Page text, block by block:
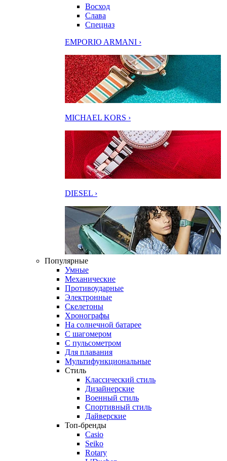
Восход
Слава
Спецназ
EMPORIO ARMANI ›
MICHAEL KORS ›
DIESEL ›
Популярные
Умные
Механические
Противоударные
Электронные
Скелетоны
Хронографы
На солнечной батарее
С шагомером
С пульсометром
Для плавания
Мультифункциональные
Стиль
Классический стиль
Дизайнерские
Военный стиль
Спортивный стиль
Дайверские
Топ-бренды
Casio
Seiko
Rotary